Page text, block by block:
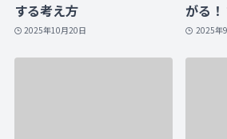
する考え方
2025年10月20日
がる！
2025年